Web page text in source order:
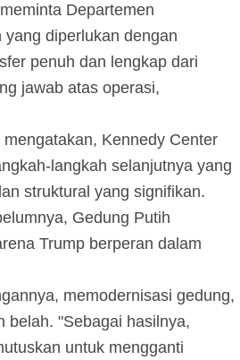
Departemen
diperlukan dengan
penuh dan lengkap dari
jawab atas operasi,
Kennedy Center
langkah selanjutnya yang
struktural yang signifikan.
Gedung Putih
Trump berperan dalam
memodernisasi gedung,
belah. "Sebagai hasilnya,
untuk mengganti